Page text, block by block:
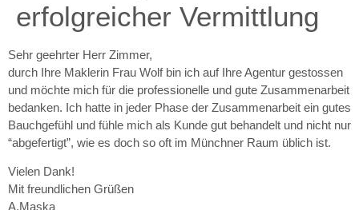
erfolgreicher Vermittlung
Sehr geehrter Herr Zimmer,
durch Ihre Maklerin Frau Wolf bin ich auf Ihre Agentur gestossen
und möchte mich für die professionelle und gute Zusammenarbeit
bedanken. Ich hatte in jeder Phase der Zusammenarbeit ein gutes
Bauchgefühl und fühle mich als Kunde gut behandelt und nicht nur
“abgefertigt”, wie es doch so oft im Münchner Raum üblich ist.
Vielen Dank!
Mit freundlichen Grüßen
A.Maska